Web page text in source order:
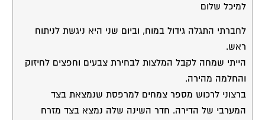
למיכל שלום
לחברתי התגלה גידול במוח, וביום שני היא ניגשת לניתוח
ראש.
הייתי שמחה לקבל המלצות לבחירת צבעים וחפצים לחיזוק
והחלמה מהירה.
ברצוני לרכוש מספר צמחים למרפסת שנמצאת בצד
המערבי של הדירה. חדר השינה שלה נמצא בצד מזרח